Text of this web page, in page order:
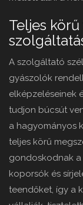
Teljes
A szolgáltató
gyászolók
elképzeléseinek
tudjon búcsút
a hagyományos
teljes körű
gondoskodnak a
koporsók és
teendőket, így a